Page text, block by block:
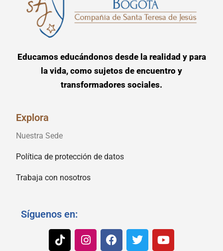
Educamos educándonos desde la realidad y para
la vida, como sujetos de encuentro y
transformadores sociales.
Explora
Nuestra Sede
Política de protección de datos
Trabaja con nosotros
Síguenos en: